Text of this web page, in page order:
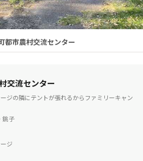
都市農村交流センター
交流センター
ジの隣にテントが張れるからファミリーキャン
銚子
ジ